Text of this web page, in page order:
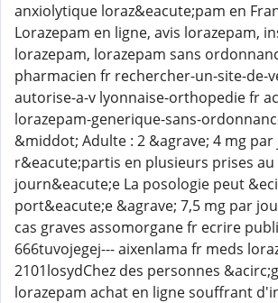
anxiolytique loraz&eacute;pam en
Lorazepam en ligne, avis lorazepam,
lorazepam, lorazepam sans
pharmacien fr rechercher-un-site-de-
autorise-a-v lyonnaise-orthopedie fr
lorazepam-generique-sans-
&middot; Adulte : 2 &agrave; 4 mg par
r&eacute;partis en plusieurs prises au
journ&eacute;e La posologie peut
port&eacute;e &agrave; 7,5 mg par
cas graves assomorgane fr ecrire
666tuvojegej--- aixenlama fr meds
2101losydChez des personnes
lorazepam achat en ligne souffrant